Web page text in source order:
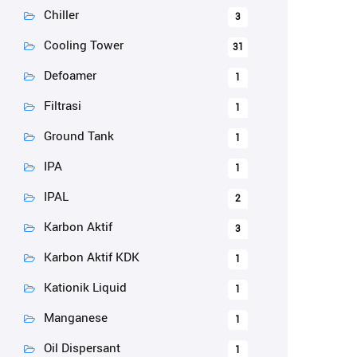
Chiller 3
Cooling Tower 31
Defoamer 1
Filtrasi 1
Ground Tank 1
IPA 1
IPAL 2
Karbon Aktif 3
Karbon Aktif KDK 1
Kationik Liquid 1
Manganese 1
Oil Dispersant 1